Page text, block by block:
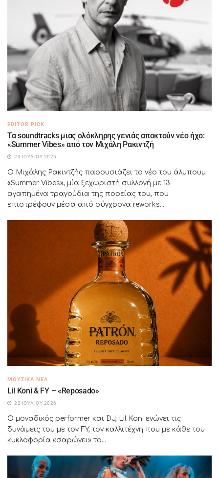
EDITOR PICK
Τα soundtracks μιας ολόκληρης γενιάς αποκτούν νέο ήχο:
«Summer Vibes» από τον Μιχάλη Ρακιντζή
29 ΙΟΥΛΊΟΥ 2026
Ο Μιχάλης Ρακιντζής παρουσιάζει το νέο του άλμπουμ
«Summer Vibes», μία ξεχωριστή συλλογή με 13
αγαπημένα τραγούδια της πορείας του, που
επιστρέφουν μέσα από σύγχρονα reworks....
ΜΟΥΣΙΚΆ ΝΈΑ
Lil Koni & FY – «Reposado»
22 ΙΟΥΛΊΟΥ 2026
Ο μοναδικός performer και DJ, Lil Koni ενώνει τις
δυνάμεις του με τον FY, τον καλλιτέχνη που με κάθε του
κυκλοφορία «σαρώνει» το...